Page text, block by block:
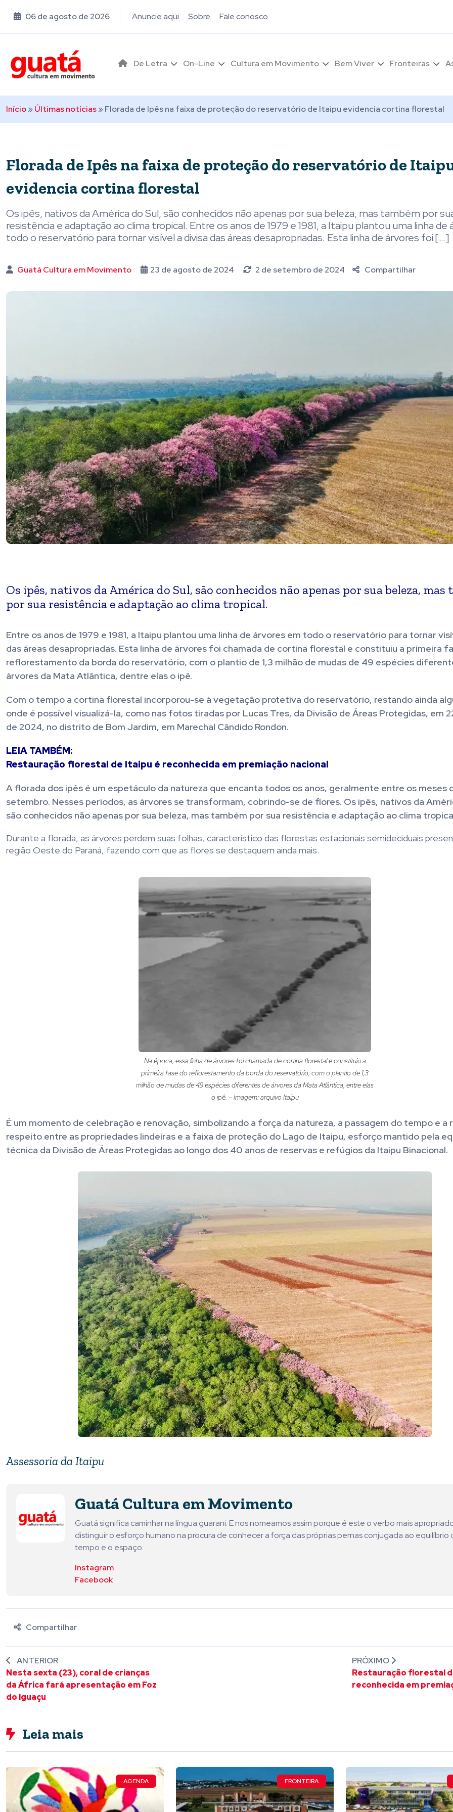
06 de agosto de 2026 Anuncie aqui Sobre Fale conosco
De Letra On-Line Cultura em Movimento Bem Viver Fronteiras
Início»Últimas notícias»Florada de Ipês na faixa de proteção do reservatório de Itaipu evidencia cortina florestal
Florada de Ipês na faixa de proteção do reservatório de
evidencia cortina florestal
Os ipês, nativos da América do Sul, são conhecidos não apenas por sua beleza, mas também por
resistência e adaptação ao clima tropical. Entre os anos de 1979 e 1981, a Itaipu plantou uma linha de
todo o reservatório para tornar visível a divisa das áreas desapropriadas. Esta linha de árvores foi […]
Guatá Cultura em Movimento 23 de agosto de 2024 2 de setembro de 2024 Compartilhar
Os ipês, nativos da América do Sul, são conhecidos não apenas por sua beleza, mas
por sua resistência e adaptação ao clima tropical.
Entre os anos de 1979 e 1981, a Itaipu plantou uma linha de árvores em todo o reservatório para tornar
das áreas desapropriadas. Esta linha de árvores foi chamada de cortina florestal e constituiu a primeira
reflorestamento da borda do reservatório, com o plantio de 1,3 milhão de mudas de 49 espécies
árvores da Mata Atlântica, dentre elas o ipê.
Com o tempo a cortina florestal incorporou-se à vegetação protetiva do reservatório, restando ainda
onde é possível visualizá-la, como nas fotos tiradas por Lucas Tres, da Divisão de Áreas Protegidas, em
de 2024, no distrito de Bom Jardim, em Marechal Cândido Rondon.
LEIA TAMBÉM:
Restauração florestal de Itaipu é reconhecida em premiação nacional
A florada dos ipês é um espetáculo da natureza que encanta todos os anos, geralmente entre os meses
setembro. Nesses períodos, as árvores se transformam, cobrindo-se de flores. Os ipês, nativos da
são conhecidos não apenas por sua beleza, mas também por sua resistência e adaptação ao clima
Durante a florada, as árvores perdem suas folhas, característico das florestas estacionais semideciduais
região Oeste do Paraná, fazendo com que as flores se destaquem ainda mais.
Na época, essa linha de árvores foi chamada de cortina florestal e constituiu a
primeira fase do reflorestamento da borda do reservatório, com o plantio de 1,3
milhão de mudas de 49 espécies diferentes de árvores da Mata Atlântica, entre elas
o ipê. – Imagem: arquivo Itaipu
É um momento de celebração e renovação, simbolizando a força da natureza, a passagem do tempo e a
respeito entre as propriedades lindeiras e a faixa de proteção do Lago de Itaipu, esforço mantido pela
técnica da Divisão de Áreas Protegidas ao longo dos 40 anos de reservas e refúgios da Itaipu Binacional.
Assessoria da Itaipu
Guatá Cultura em Movimento
Guatá significa caminhar na língua guarani. E nos nomeamos assim porque é este o verbo mais
distinguir o esforço humano na procura de conhecer a força das próprias pernas conjugada ao equilíbrio
tempo e o espaço.
Instagram
Facebook
Compartilhar
ANTERIOR
Nesta sexta (23), coral de crianças
da África fará apresentação em Foz
do Iguaçu
PRÓXIMO
Restauração florestal
reconhecida em
Leia mais
AGENDA FRONTEIRA